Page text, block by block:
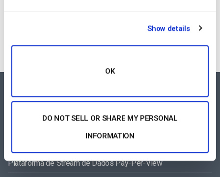
Show details
OK
DO NOT SELL OR SHARE MY PERSONAL
INFORMATION
Categories
FEATURES AREA
Plataforma de Stream de Dados Pay-Per-View